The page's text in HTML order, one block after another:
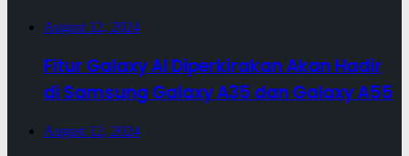
August 12, 2024
Fitur Galaxy AI Diperkirakan Akan Hadir
di Samsung Galaxy A35 dan Galaxy A55
August 12, 2024